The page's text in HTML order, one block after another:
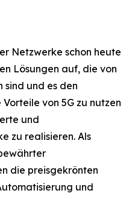
Netzwerke schon heute
Lösungen auf, die von
und es den
von 5G zu nutzen
und
zu realisieren. Als
die preisgekrönten
und